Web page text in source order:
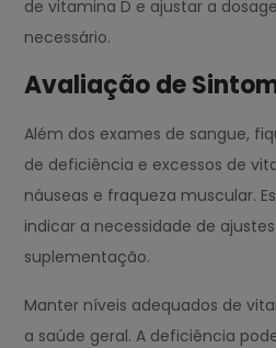
de vitamina D e ajustar a
necessário.
Avaliação de
Além dos exames de sangue,
de deficiência e excessos de
náuseas e fraqueza muscular.
indicar a necessidade de
suplementação.
Manter níveis adequados de
a saúde geral. A deficiência